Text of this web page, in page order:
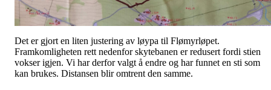
Det er gjort en liten justering av løypa til Flømyrløpet.
Framkomligheten rett nedenfor skytebanen er redusert fordi stien
vokser igjen. Vi har derfor valgt å endre og har funnet en sti som
kan brukes. Distansen blir omtrent den samme.